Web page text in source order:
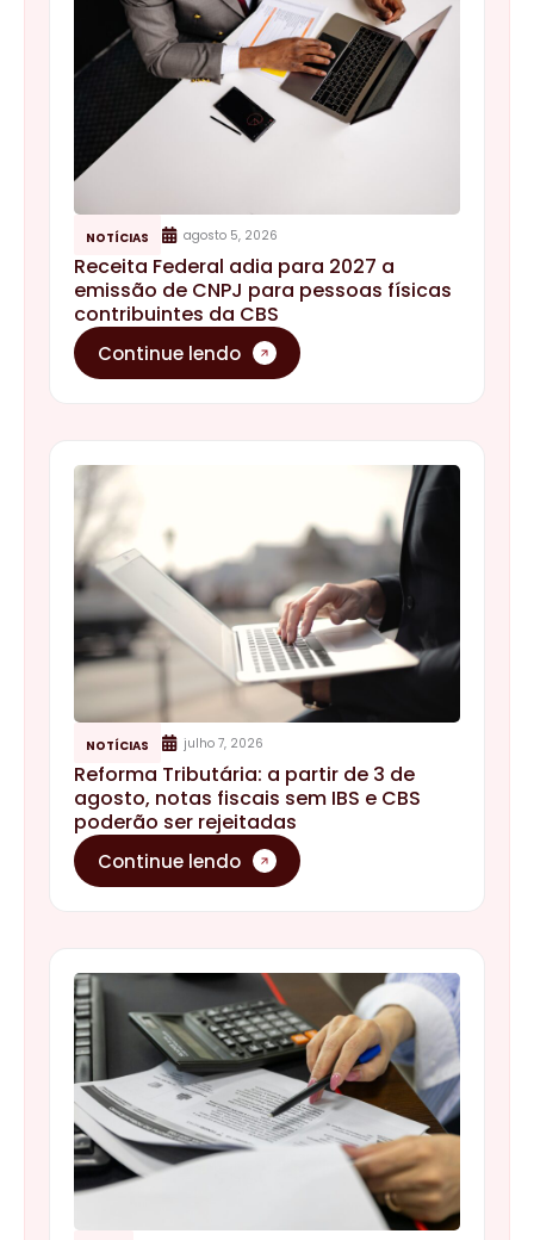
NOTÍCIAS agosto 5, 2026
Receita Federal adia para 2027 a
emissão de CNPJ para pessoas físicas
contribuintes da CBS
Continue lendo
NOTÍCIAS julho 7, 2026
Reforma Tributária: a partir de 3 de
agosto, notas fiscais sem IBS e CBS
poderão ser rejeitadas
Continue lendo